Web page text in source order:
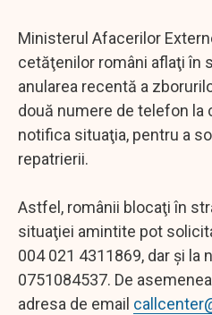
Ministerul Afacerilor
cetăţenilor români aflaţi în
anularea recentă a
două numere de telefon la
notifica situaţia, pentru a
repatrierii.
Astfel, românii blocaţi în
situaţiei amintite pot
004 021 4311869, dar şi la
0751084537. De
adresa de email